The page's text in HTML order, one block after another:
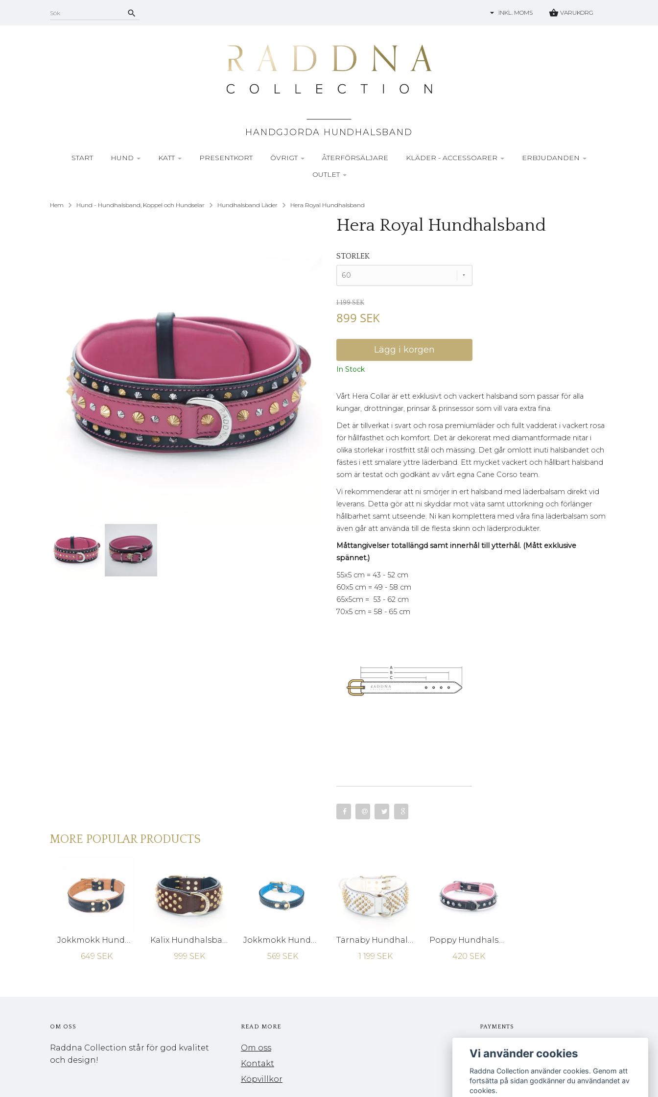
INKL. MOMS VARUKORG
HANDGJORDA HUNDHALSBAND
START HUND KATT PRESENTKORT ÖVRIGT ÅTERFÖRSÄLJARE KLÄDER - ACCESSOARER
ERBJUDANDEN
OUTLET
Hem Hund - Hundhalsband, Koppel och Hundselar Hundhalsband Läder Hera Royal Hundhalsband
Hera Royal Hundhalsband
STORLEK
60
1 199 SEK
899 SEK
In Stock
Vårt Hera Collar är ett exklusivt och vackert halsband som passar för alla
kungar, drottningar, prinsar & prinsessor som vill vara extra fina.
Det är tillverkat i svart och rosa premiumläder och fullt vadderat i vackert rosa
för hållfasthet och komfort. Det är dekorerat med diamantformade nitar i
olika storlekar i rostfritt stål och mässing. Det går omlott inuti halsbandet och
fästes i ett smalare yttre läderband. Ett mycket vackert och hållbart halsband
som är testat och godkänt av vårt egna Cane Corso team.
Vi rekommenderar att ni smörjer in ert halsband med läderbalsam direkt vid
leverans. Detta gör att ni skyddar mot väta samt uttorkning och förlänger
hållbarhet samt utseende. Ni kan komplettera med våra fina läderbalsam som
även går att använda till de flesta skinn och läderprodukter.
Måttangivelser totallängd samt innerhål till ytterhål. (Mått exklusive
spännet.)
55x5 cm = 43 - 52 cm
60x5 cm = 49 - 58 cm
65x5cm = 53 - 62 cm
70x5 cm = 58 - 65 cm
MORE POPULAR PRODUCTS
649 SEK
999 SEK
569 SEK
1 199 SEK
420 SEK
OM OSS
Raddna Collection står för god kvalitet
och design!
READ MORE
Om oss
Kontakt
Köpvillkor
PAYMENTS
FOLLOW US
Vi använder cookies
Raddna Collection använder cookies. Genom att
fortsätta på sidan godkänner du användandet av
cookies.